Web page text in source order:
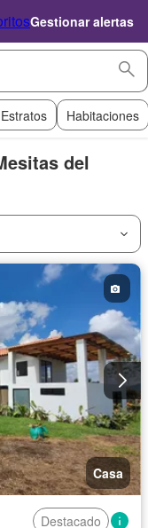
Gestionar alertas
Estratos Habitaciones
del
Casa
Destacado